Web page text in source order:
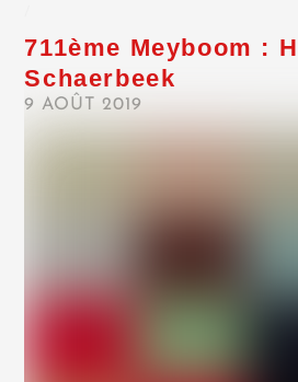
711ème Meyboom :
Schaerbeek
9 AOÛT 2019